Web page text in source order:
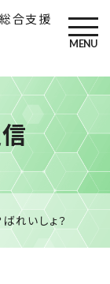
合支援
の特産
理・食
MENU
れいしょ？